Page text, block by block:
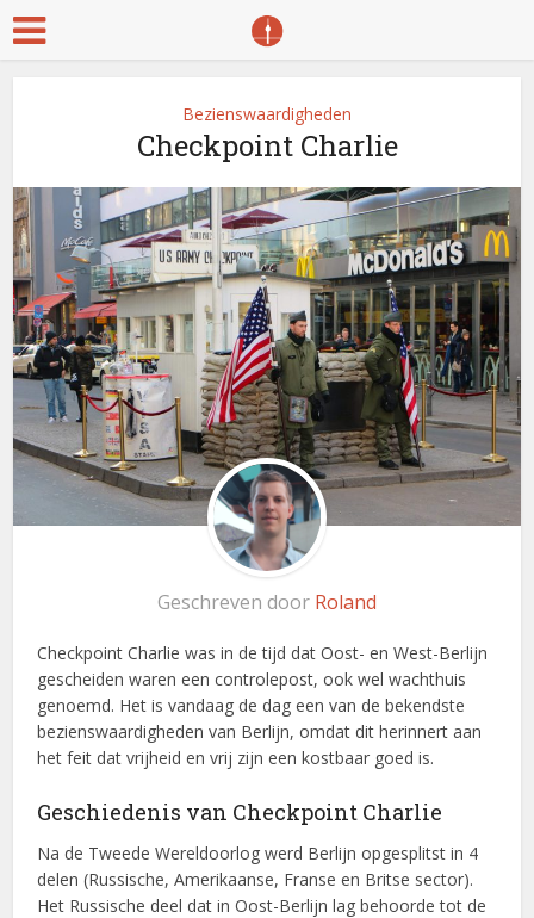
Bezienswaardigheden
Checkpoint Charlie
Geschreven door Roland
Checkpoint Charlie was in de tijd dat Oost- en West-Berlijn
gescheiden waren een controlepost, ook wel wachthuis
genoemd. Het is vandaag de dag een van de bekendste
bezienswaardigheden van Berlijn, omdat dit herinnert aan
het feit dat vrijheid en vrij zijn een kostbaar goed is.
Geschiedenis van Checkpoint Charlie
Na de Tweede Wereldoorlog werd Berlijn opgesplitst in 4
delen (Russische, Amerikaanse, Franse en Britse sector).
Het Russische deel dat in Oost-Berlijn lag behoorde tot de